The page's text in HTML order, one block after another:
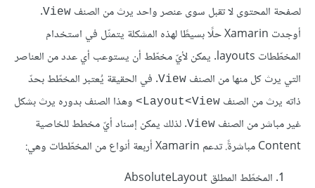
لصفحة المحتوى لا تقبل سوى عنصر واحد يرث من الصنف View
.
أوجدت Xamarin حلًا بسيطًا لهذه المشكلة يتمثّل في استخدام
المخطّطات layouts. يمكن لأيّ مخطّط أن يستوعب أي عدد من العناصر
التي يرث كل منها من الصنف View. في الحقيقة يُعتبر المخطّط بحدّ
ذاته يرث من الصنف Layout<View>
وهذا الصنف بدوره يرث بشكل
غير مباشر من الصنف View. لذلك يمكن إسناد أيّ مخطط للخاصية
Content مباشرةً. تدعم Xamarin أربعة أنواع من المخطّطات وهي:
المخطّط المطلق AbsoluteLayout